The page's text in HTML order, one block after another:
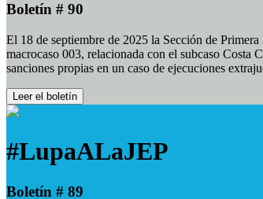
Boletín # 90
El 18 de septiembre de 2025 la Sección de
macrocaso 003, relacionada con el subcaso
sanciones propias en un caso de ejecuciones
Leer el boletín
#LupaALaJEP
Boletín # 89